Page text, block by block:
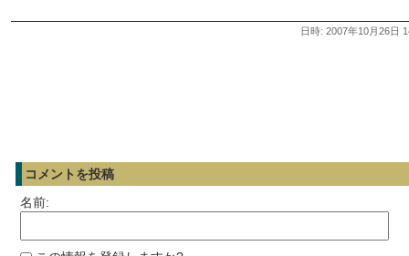
日時: 2007年10月26日
コメントを投稿
名前: